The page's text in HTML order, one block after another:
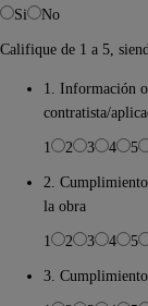
Si
No
Califique de 1 a 5,
1. Información
contratista/
1
2 3 4
5
2.
la obra
1
2 3 4
5
3.